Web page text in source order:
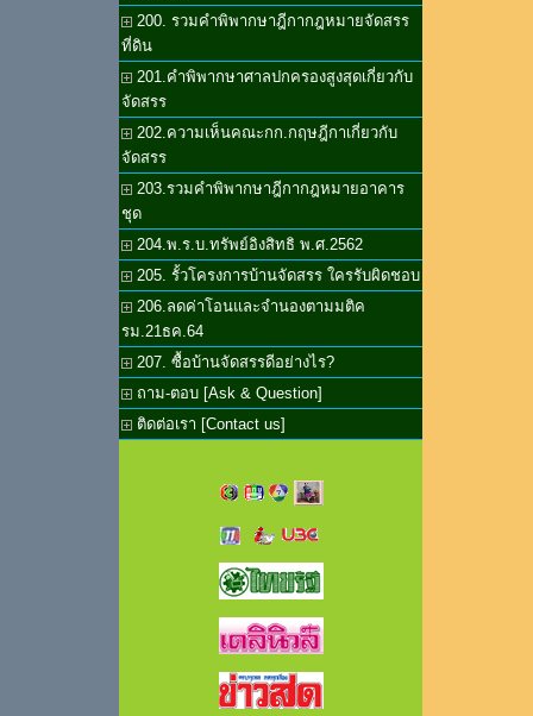
200. รวมคำพิพากษาฎีกากฎหมายจัดสรร
ที่ดิน
201.คำพิพากษาศาลปกครองสูงสุดเกี่ยวกับ
จัดสรร
202.ความเห็นคณะกก.กฤษฎีกาเกี่ยวกับ
จัดสรร
203.รวมคำพิพากษาฎีกากฎหมายอาคาร
ชุด
204.พ.ร.บ.ทรัพย์อิงสิทธิ พ.ศ.2562
205. รั้วโครงการบ้านจัดสรร ใครรับผิดชอบ
206.ลดค่าโอนและจำนองตามมติค
รม.21ธค.64
207. ซื้อบ้านจัดสรรดีอย่างไร?
ถาม-ตอบ [Ask & Question]
ติดต่อเรา [Contact us]